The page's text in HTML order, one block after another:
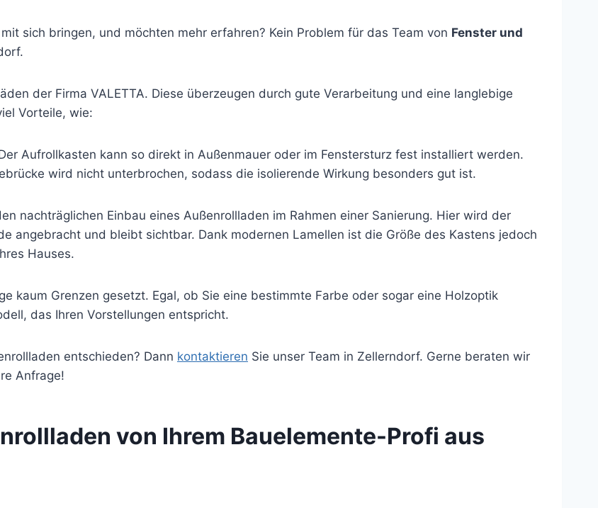
sich bringen, und möchten mehr erfahren? Kein Problem für das Team von Fenster und
der Firma VALETTA. Diese überzeugen durch gute Verarbeitung und eine langlebige
Vorteile, wie:
Aufrollkasten kann so direkt in Außenmauer oder im Fenstersturz fest installiert werden.
wird nicht unterbrochen, sodass die isolierende Wirkung besonders gut ist.
nachträglichen Einbau eines Außenrollladen im Rahmen einer Sanierung. Hier wird der
angebracht und bleibt sichtbar. Dank modernen Lamellen ist die Größe des Kastens jedoch
Hauses.
kaum Grenzen gesetzt. Egal, ob Sie eine bestimmte Farbe oder sogar eine Holzoptik
das Ihren Vorstellungen entspricht.
entschieden? Dann kontaktieren Sie unser Team in Zellerndorf. Gerne beraten wir
Anfrage!
von Ihrem Bauelemente-Profi aus